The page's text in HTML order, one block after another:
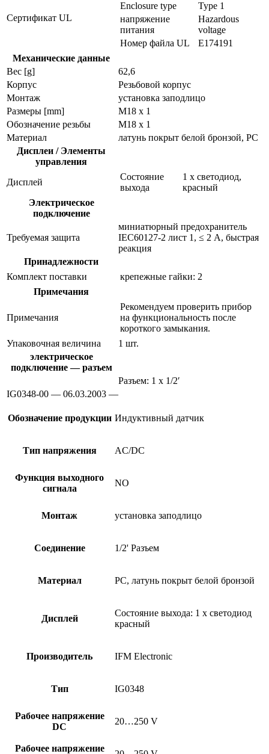
Сертификат UL
Enclosure type
Type 1
напряжение
питания
Hazardous
voltage
Номер файла UL
E174191
Механические данные
Вес [g]
62,6
Корпус
Резьбовой корпус
Монтаж
установка заподлицо
Размеры [mm]
M18 x 1
Обозначение резьбы
M18 x 1
Материал
латунь покрыт белой бронзой, PC
Дисплеи / Элементы
управления
Дисплей
Состояние
выхода
1 x светодиод,
красный
Электрическое
подключение
Требуемая защита
миниатюрный предохранитель
IEC60127-2 лист 1, ≤ 2 A, быстрая
реакция
Принадлежности
Комплект поставки
крепежные гайки: 2
Примечания
Примечания
Рекомендуем проверить прибор
на функциональность после
короткого замыкания.
Упаковочная величина
1 шт.
электрическое
подключение — разъем
Разъем: 1 x 1/2′
IG0348-00 — 06.03.2003 —
Обозначение продукции Индуктивный датчик
Тип напряжения AC/DC
Функция выходного
сигнала
NO
Монтаж установка заподлицо
Соединение 1/2' Разъем
Материал PC, латунь покрыт белой бронзой
Дисплей
Состояние выхода: 1 x светодиод
красный
Производитель IFM Electronic
Тип IG0348
Рабочее напряжение
DC
20…250 V
Рабочее напряжение